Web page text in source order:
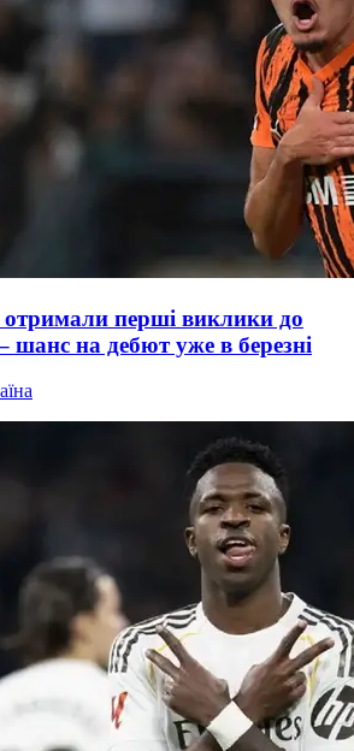
перші виклики до
– шанс на дебют уже в березні